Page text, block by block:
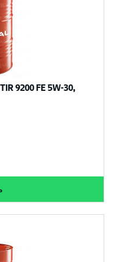
9200 FE 5W-30,